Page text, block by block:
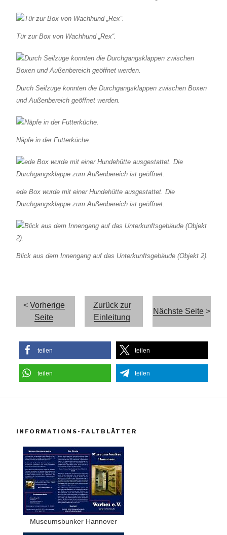
Tür zur Box von Wachhund „Rex“.
Durch Seilzüge konnten die Durchgangsklappen zwischen Boxen
und Außenbereich geöffnet werden.
Näpfe in der Futterküche.
ede Box wurde mit einer Hundehütte ausgestattet. Die
Durchgangsklappe zum Außenbereich ist geöffnet.
Blick aus dem Innengang auf das Unterkunftsgebäude (Objekt 2).
< Vorherige
Seite
Zurück zur
Einleitung
Nächste Seite >
teilen teilen
teilen teilen
INFORMATIONS-FALTBLÄTTER
Museumsbunker Hannover